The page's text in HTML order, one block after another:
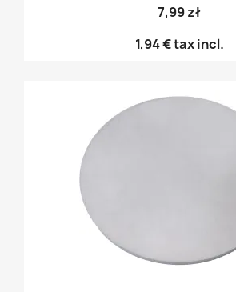
7,99 zł
1,94 €tax incl.